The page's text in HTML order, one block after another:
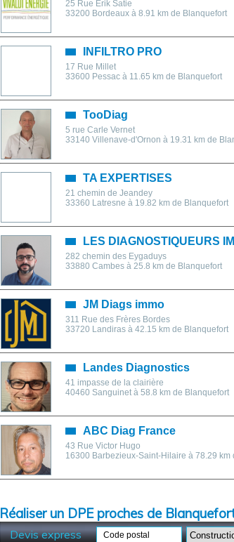
25 Rue Erik Satie
33200 Bordeaux à 8.91 km de Blanquefort
INFILTRO PRO
17 Rue Millet
33600 Pessac à 11.65 km de Blanquefort
TooDiag
5 rue Carle Vernet
33140 Villenave-d'Ornon à 19.31 km de
TA EXPERTISES
21 chemin de Jeandey
33360 Latresne à 19.82 km de Blanquefort
LES DIAGNOSTIQUEURS
282 chemin des Eygaduys
33880 Cambes à 25.8 km de Blanquefort
JM Diags immo
311 Rue des Frères Bordes
33720 Landiras à 42.15 km de Blanquefort
Landes Diagnostics
41 impasse de la clairière
40460 Sanguinet à 58.8 km de Blanquefort
ABC Diag France
43 Rue Victor Hugo
16300 Barbezieux-Saint-Hilaire à 78.29 km
Réaliser un DPE proches de
Devis express Code postal